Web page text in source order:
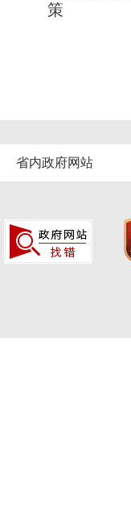
策
省内政府网站